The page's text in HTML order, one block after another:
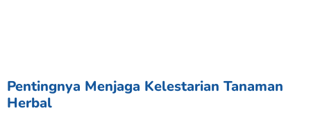
Pentingnya Menjaga Kelestarian Tanaman
Herbal